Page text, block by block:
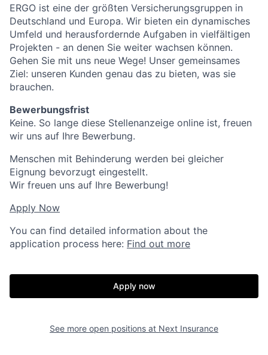
ERGO ist eine der größten Versicherungsgruppen in
Deutschland und Europa. Wir bieten ein dynamisches
Umfeld und herausfordernde Aufgaben in vielfältigen
Projekten - an denen Sie weiter wachsen können.
Gehen Sie mit uns neue Wege! Unser gemeinsames
Ziel: unseren Kunden genau das zu bieten, was sie
brauchen.
Bewerbungsfrist
Keine. So lange diese Stellenanzeige online ist, freuen
wir uns auf Ihre Bewerbung.
Menschen mit Behinderung werden bei gleicher
Eignung bevorzugt eingestellt.
Wir freuen uns auf Ihre Bewerbung!
Apply Now
You can find detailed information about the
application process here: Find out more
Apply now
See more open positions at Next Insurance